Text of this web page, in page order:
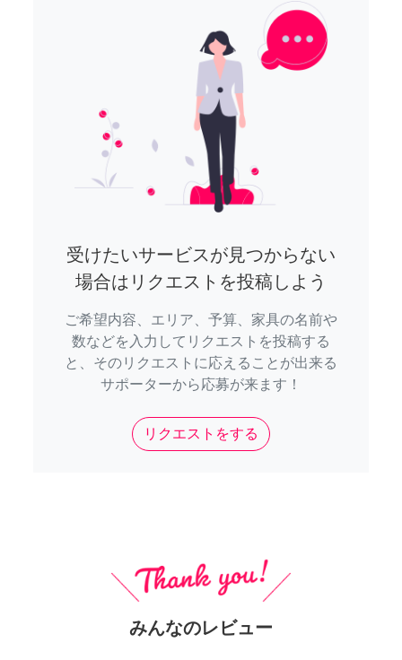
受けたいサービスが見つからない
場合はリクエストを投稿しよう
ご希望内容、エリア、予算、家具の名前や
数などを入力してリクエストを投稿する
と、そのリクエストに応えることが出来る
サポーターから応募が来ます！
リクエストをする
みんなのレビュー